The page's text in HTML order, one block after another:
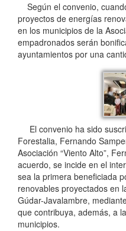
Según el convenio,
proyectos de energías
en los municipios de la
empadronados serán
ayuntamientos por una
El convenio ha sido
Forestalia, Fernando
Asociación “Viento Alto”,
acuerdo, se incide en el
sea la primera beneficiada
renovables proyectados en
Gúdar-Javalambre,
que contribuya, además, a
municipios.